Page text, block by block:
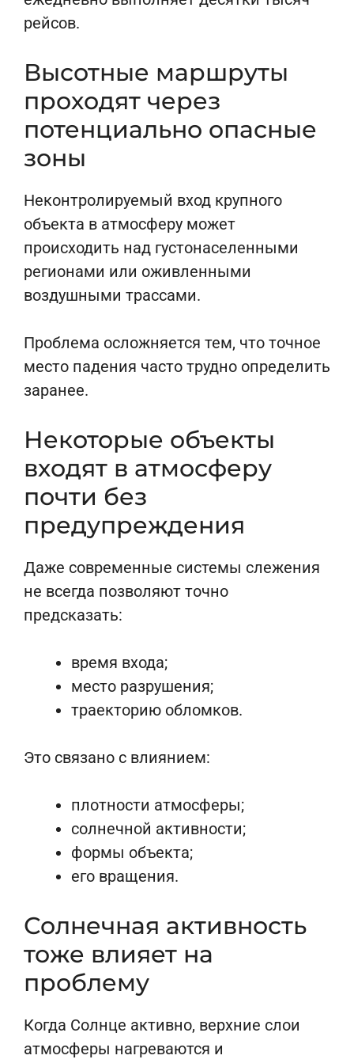
рейсов.
Высотные маршруты
проходят через
потенциально опасные
зоны
Неконтролируемый вход крупного
объекта в атмосферу может
происходить над густонаселенными
регионами или оживленными
воздушными трассами.
Проблема осложняется тем, что точное
место падения часто трудно определить
заранее.
Некоторые объекты
входят в атмосферу
почти без
предупреждения
Даже современные системы слежения
не всегда позволяют точно
предсказать:
время входа;
место разрушения;
траекторию обломков.
Это связано с влиянием:
плотности атмосферы;
солнечной активности;
формы объекта;
его вращения.
Солнечная активность
тоже влияет на
проблему
Когда Солнце активно, верхние слои
атмосферы нагреваются и